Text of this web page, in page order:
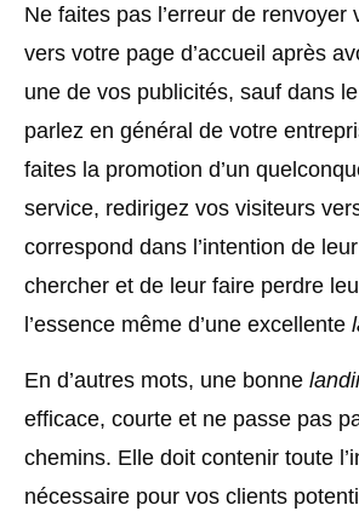
Ne faites pas l’erreur de renvoyer
vers votre page d’accueil après
une de vos publicités, sauf dans
parlez en général de votre
faites la promotion d’un
service, redirigez vos visiteurs
correspond dans l’intention de
chercher et de leur faire perdre
l’essence même d’une excellente
En d’autres mots, une bonne
efficace, courte et ne passe pas
chemins. Elle doit contenir toute
nécessaire pour vos clients